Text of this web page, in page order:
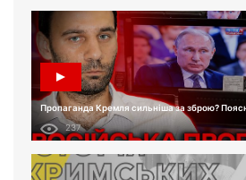
Пропаганда Кремля сильніша за зброю?
237